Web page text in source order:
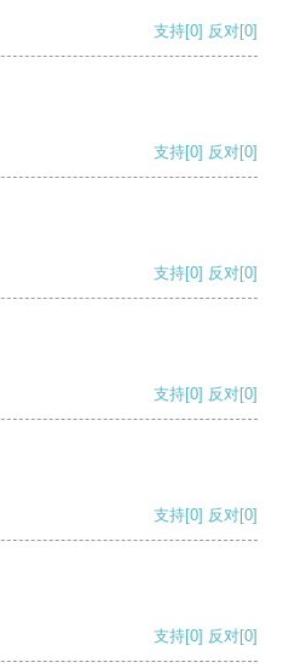
支持[0] 反对[0]
支持[0] 反对[0]
支持[0] 反对[0]
支持[0] 反对[0]
支持[0] 反对[0]
支持[0] 反对[0]